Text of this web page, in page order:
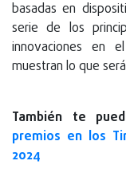
basadas en
serie de los
innovaciones en
muestran lo que
También te
premios en los
2024